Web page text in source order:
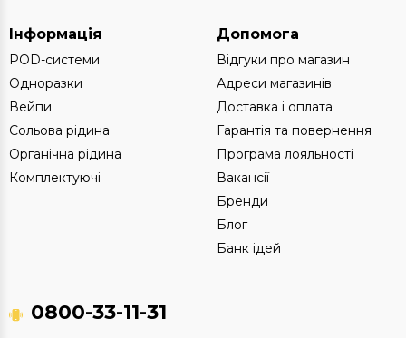
Інформація
POD-системи
Одноразки
Вейпи
Сольова рідина
Органічна рідина
Комплектуючі
Допомога
Відгуки про магазин
Адреси магазинів
Доставка і оплата
Гарантія та повернення
Програма лояльності
Вакансії
Бренди
Блог
Банк ідей
0800-33-11-31